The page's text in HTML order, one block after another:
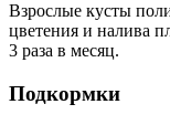
Взрослые кусты
цветения и налива
3 раза в месяц.
Подкормки